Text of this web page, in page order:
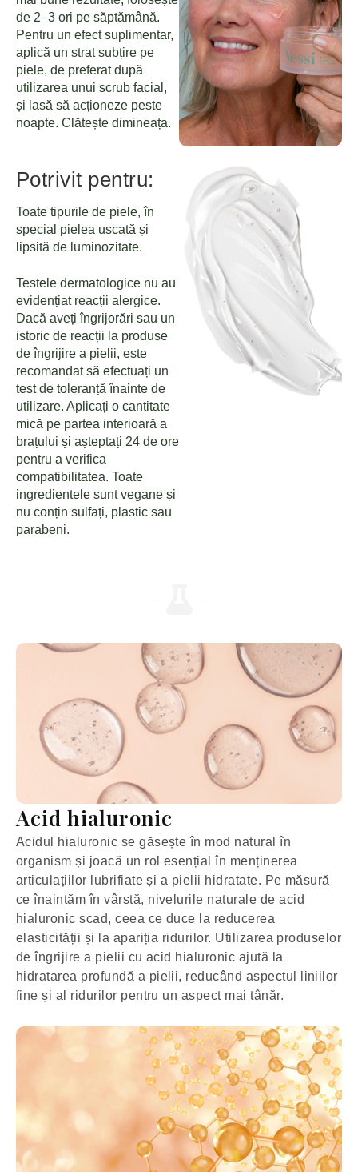
de 2–3 ori pe săptămână.
Pentru un efect suplimentar,
aplică un strat subțire pe
piele, de preferat după
utilizarea unui scrub facial,
și lasă să acționeze peste
noapte. Clătește dimineața.
Potrivit pentru:
Toate tipurile de piele, în
special pielea uscată și
lipsită de luminozitate.
Testele dermatologice nu au
evidențiat reacții alergice.
Dacă aveți îngrijorări sau un
istoric de reacții la produse
de îngrijire a pielii, este
recomandat să efectuați un
test de toleranță înainte de
utilizare. Aplicați o cantitate
mică pe partea interioară a
brațului și așteptați 24 de ore
pentru a verifica
compatibilitatea. Toate
ingredientele sunt vegane și
nu conțin sulfați, plastic sau
parabeni.
Acid hialuronic
Acidul hialuronic se găsește în mod natural în
organism și joacă un rol esențial în menținerea
articulațiilor lubrifiate și a pielii hidratate. Pe măsură
ce înaintăm în vârstă, nivelurile naturale de acid
hialuronic scad, ceea ce duce la reducerea
elasticității și la apariția ridurilor. Utilizarea produselor
de îngrijire a pielii cu acid hialuronic ajută la
hidratarea profundă a pielii, reducând aspectul liniilor
fine și al ridurilor pentru un aspect mai tânăr.